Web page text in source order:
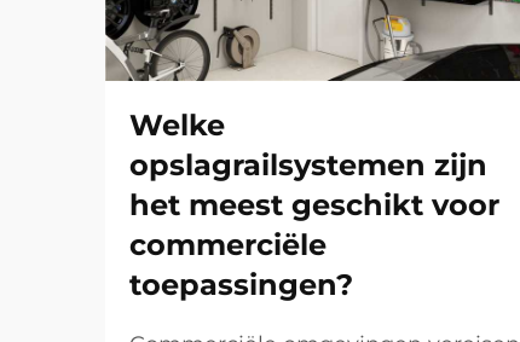
Welke
opslagrailsystemen zijn
het meest geschikt voor
commerciële
toepassingen?